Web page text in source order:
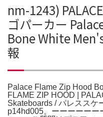
nm-1243)
ゴパーカー
Bone White
報
Palace Flame Zip Hood
FLAME ZIP HOOD |
Skateboards / パレススケ
p14hd005。ーーーーーー